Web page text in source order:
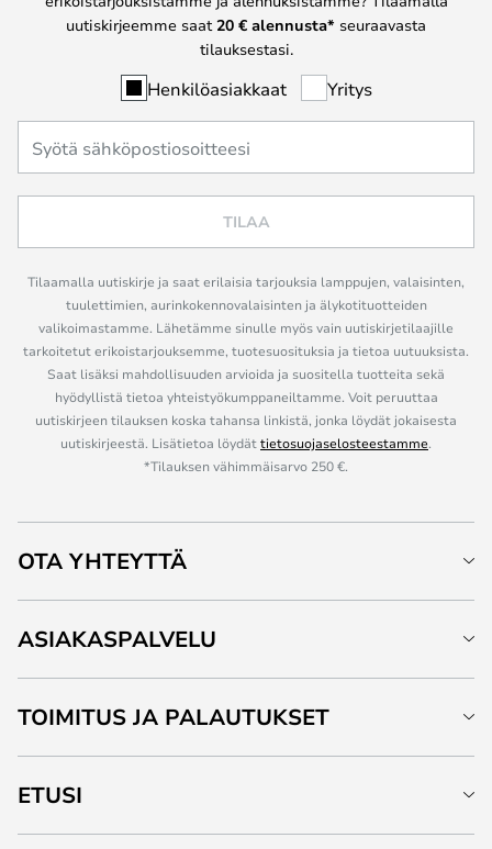
uutiskirjeemme saat 20 € alennusta* seuraavasta
tilauksestasi.
Henkilöasiakkaat Yritys
TILAA
Tilaamalla uutiskirje ja saat erilaisia tarjouksia lamppujen, valaisinten,
tuulettimien, aurinkokennovalaisinten ja älykotituotteiden
valikoimastamme. Lähetämme sinulle myös vain uutiskirjetilaajille
tarkoitetut erikoistarjouksemme, tuotesuosituksia ja tietoa uutuuksista.
Saat lisäksi mahdollisuuden arvioida ja suositella tuotteita sekä
hyödyllistä tietoa yhteistyökumppaneiltamme. Voit peruuttaa
uutiskirjeen tilauksen koska tahansa linkistä, jonka löydät jokaisesta
uutiskirjeestä. Lisätietoa löydättietosuojaselosteestamme.
*Tilauksen vähimmäisarvo 250 €.
OTA YHTEYTTÄ
ASIAKASPALVELU
TOIMITUS JA PALAUTUKSET
ETUSI